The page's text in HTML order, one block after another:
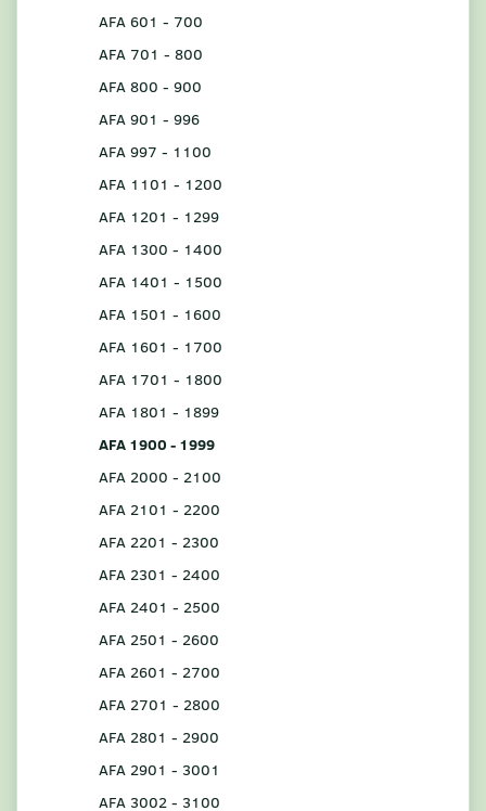
AFA 601 - 700
AFA 701 - 800
AFA 800 - 900
AFA 901 - 996
AFA 997 - 1100
AFA 1101 - 1200
AFA 1201 - 1299
AFA 1300 - 1400
AFA 1401 - 1500
AFA 1501 - 1600
AFA 1601 - 1700
AFA 1701 - 1800
AFA 1801 - 1899
AFA 1900 - 1999
AFA 2000 - 2100
AFA 2101 - 2200
AFA 2201 - 2300
AFA 2301 - 2400
AFA 2401 - 2500
AFA 2501 - 2600
AFA 2601 - 2700
AFA 2701 - 2800
AFA 2801 - 2900
AFA 2901 - 3001
AFA 3002 - 3100